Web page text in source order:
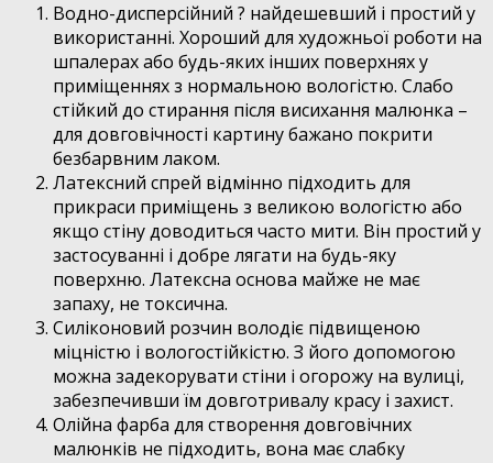
Водно-дисперсійний ? найдешевший і простий у
використанні. Хороший для художньої роботи на
шпалерах або будь-яких інших поверхнях у
приміщеннях з нормальною вологістю. Слабо
стійкий до стирання після висихання малюнка –
для довговічності картину бажано покрити
безбарвним лаком.
Латексний спрей відмінно підходить для
прикраси приміщень з великою вологістю або
якщо стіну доводиться часто мити. Він простий у
застосуванні і добре лягати на будь-яку
поверхню. Латексна основа майже не має
запаху, не токсична.
Силіконовий розчин володіє підвищеною
міцністю і вологостійкістю. З його допомогою
можна задекорувати стіни і огорожу на вулиці,
забезпечивши їм довготривалу красу і захист.
Олійна фарба для створення довговічних
малюнків не підходить, вона має слабку